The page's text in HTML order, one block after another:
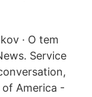
· O tem
Service
America -